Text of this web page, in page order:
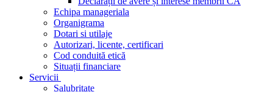
Echipa manageriala
Organigrama
Dotari si utilaje
Autorizari, licente, certificari
Cod conduită etică
Situații financiare
Servicii
Salubritate